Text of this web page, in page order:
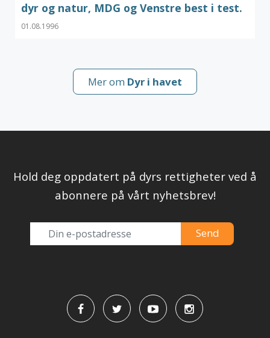
dyr og natur, MDG og Venstre best i test.
01.08.1996
Mer om Dyr i havet
Hold deg oppdatert på dyrs rettigheter ved å
abonnere på vårt nyhetsbrev!